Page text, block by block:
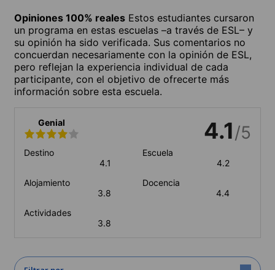
Opiniones 100% reales Estos estudiantes cursaron
un programa en estas escuelas –a través de ESL– y
su opinión ha sido verificada. Sus comentarios no
concuerdan necesariamente con la opinión de ESL,
pero reflejan la experiencia individual de cada
participante, con el objetivo de ofrecerte más
información sobre esta escuela.
Genial 4.1/5
Destino
4.1
Escuela
4.2
Alojamiento
3.8
Docencia
4.4
Actividades
3.8